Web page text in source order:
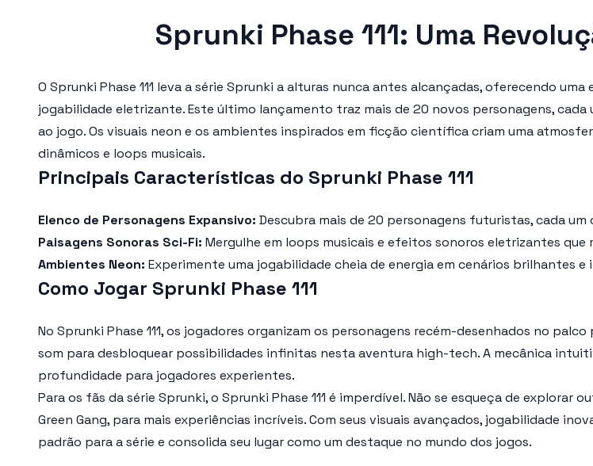
Sprunki Phase 111: Uma
O Sprunki Phase 111 leva a série Sprunki a alturas nunca antes alcançadas, oferecendo
jogabilidade eletrizante. Este último lançamento traz mais de 20 novos personagens,
ao jogo. Os visuais neon e os ambientes inspirados em ficção científica criam uma
dinâmicos e loops musicais.
Principais Características do Sprunki Phase 111
Elenco de Personagens Expansivo: Descubra mais de 20 personagens futuristas, cada
Paisagens Sonoras Sci-Fi: Mergulhe em loops musicais e efeitos sonoros eletrizantes
Ambientes Neon: Experimente uma jogabilidade cheia de energia em cenários brilhantes
Como Jogar Sprunki Phase 111
No Sprunki Phase 111, os jogadores organizam os personagens recém-desenhados no
som para desbloquear possibilidades infinitas nesta aventura high-tech. A mecânica
profundidade para jogadores experientes.
Para os fãs da série Sprunki, o Sprunki Phase 111 é imperdível. Não se esqueça de explorar
Green Gang, para mais experiências incríveis. Com seus visuais avançados, jogabilidade
padrão para a série e consolida seu lugar como um destaque no mundo dos jogos.